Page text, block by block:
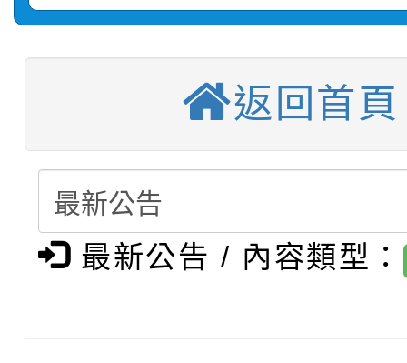
結果(第11招)
學年度第1學期第9次代
結果(第3招)
【甄選結果(第4招)】
學年度第1學期第9次
結果(第4招)
【甄選結果(第12招)】
學年度第1學期第7次
結果(第12招)
轉知：桃園市115學年
賽及師生本土語及新住
賽實施要點
轉知：「桃園市115學
比賽實施要點」
轉知：「115年金融知
動辦法」
轉知臺中市政府政風處
返回首頁
最新公告 / 內容類型：